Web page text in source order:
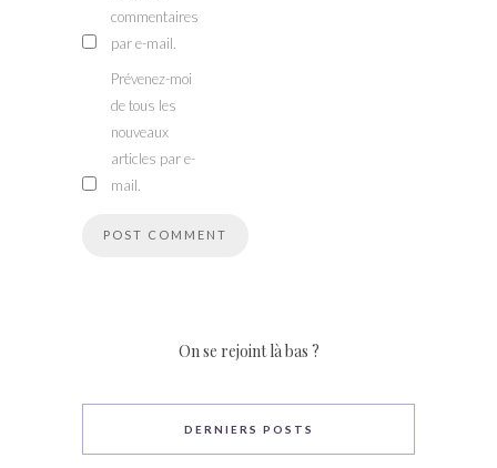
commentaires
par e-mail.
Prévenez-moi
de tous les
nouveaux
articles par e-
mail.
On se rejoint là bas ?
DERNIERS POSTS